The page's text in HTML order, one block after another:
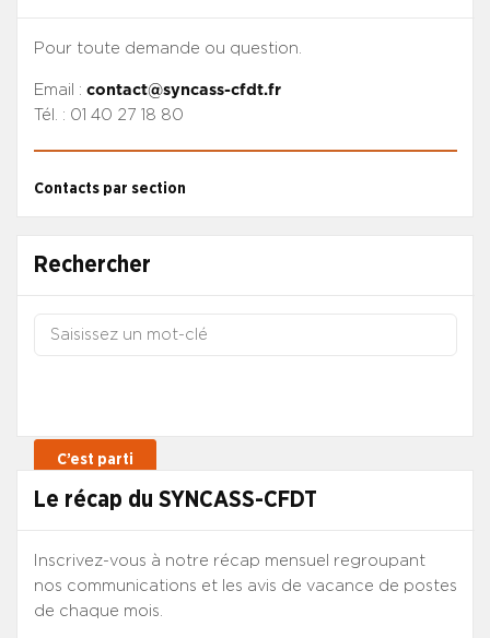
Pour toute demande ou question.
Email : contact@syncass-cfdt.fr
Tél. : 01 40 27 18 80
Contacts par section
Rechercher
Le récap du SYNCASS-CFDT
Inscrivez-vous à notre récap mensuel regroupant
nos communications et les avis de vacance de postes
de chaque mois.